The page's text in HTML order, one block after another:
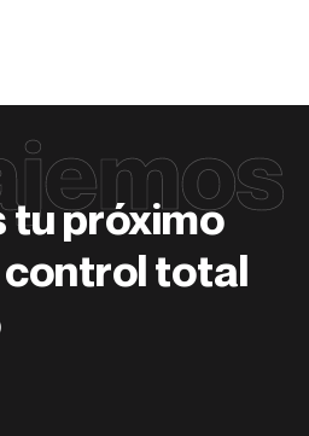
tu próximo
total